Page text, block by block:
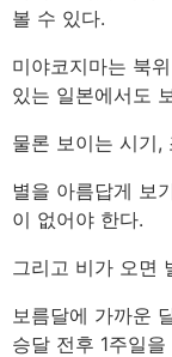
볼 수 있다.
미야코지마는 북
있는 일본에서도
물론 보이는 시기,
별을 아름답게 보
이 없어야 한다.
그리고 비가 오면
보름달에 가까운
승달 전후 1주일